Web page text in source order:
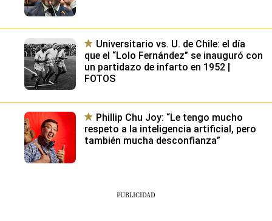
Universitario vs. U. de Chile: el día
que el “Lolo Fernández” se inauguró con
un partidazo de infarto en 1952 |
FOTOS
Phillip Chu Joy: “Le tengo mucho
respeto a la inteligencia artificial, pero
también mucha desconfianza”